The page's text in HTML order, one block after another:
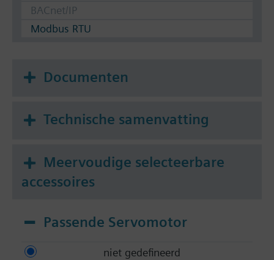
BACnet/IP
Modbus RTU
Documenten
Technische samenvatting
Meervoudige selecteerbare
accessoires
Passende Servomotor
niet gedefineerd